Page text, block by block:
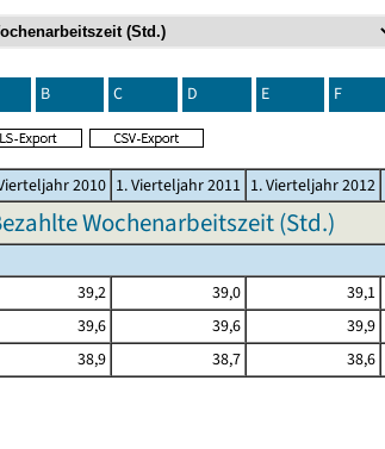
B C D E F
2010 1. Vierteljahr 2011 1. Vierteljahr 2012
Wochenarbeitszeit (Std.)
39,2 39,0 39,1
39,6 39,6 39,9
38,9 38,7 38,6